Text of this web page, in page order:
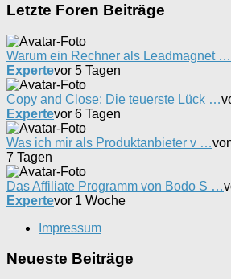
Letzte Foren Beiträge
Warum ein Rechner als Leadmagnet …
Expertevor 5 Tagen
Copy and Close: Die teuerste Lück …
Expertevor 6 Tagen
Was ich mir als Produktanbieter v …
7 Tagen
Das Affiliate Programm von Bodo S …
Expertevor 1 Woche
Impressum
Neueste Beiträge